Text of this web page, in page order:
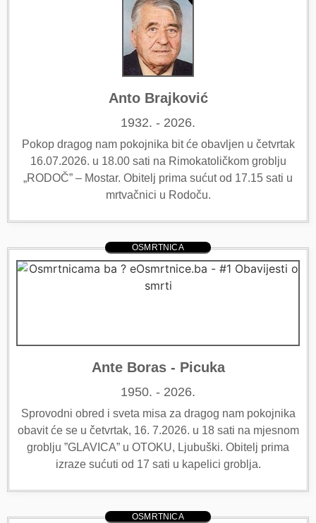
Anto Brajković
1932. - 2026.
Pokop dragog nam pokojnika bit će obavljen u četvrtak
16.07.2026. u 18.00 sati na Rimokatoličkom groblju
„RODOČ” – Mostar. Obitelj prima sućut od 17.15 sati u
mrtvačnici u Rodoču.
OSMRTNICA
Ante Boras - Picuka
1950. - 2026.
Sprovodni obred i sveta misa za dragog nam pokojnika
obavit će se u četvrtak, 16. 7.2026. u 18 sati na mjesnom
groblju ”GLAVICA” u OTOKU, Ljubuški. Obitelj prima
izraze sućuti od 17 sati u kapelici groblja.
OSMRTNICA